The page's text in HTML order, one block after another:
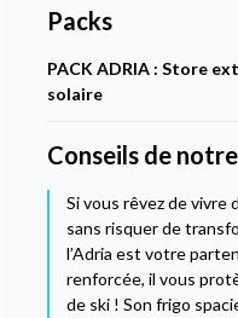
Packs
PACK ADRIA : Store
solaire
Conseils de
Si vous rêvez de
sans risquer de
l’Adria est votre
renforcée, il vous
de ski ! Son frigo